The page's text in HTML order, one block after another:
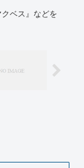
ベス』などを